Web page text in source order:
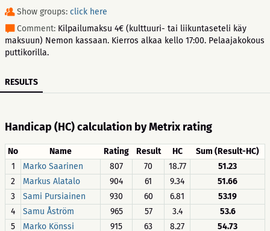
Show groups: click here
Comment: Kilpailumaksu 4€ (kulttuuri- tai liikuntaseteli käy
maksuun) Nemon kassaan. Kierros alkaa kello 17:00. Pelaajakokous
puttikorilla.
RESULTS
Handicap (HC) calculation by Metrix rating
No Name Rating Result HC
Sum (Result-HC)
1
Marko Saarinen 807 70 18.77
51.23
2
Markus Alatalo 904 61 9.34
51.66
3
Sami Pursiainen 930 60 6.81
53.19
4
Samu Åström 965 57 3.4
53.6
5
Marko Könssi 915 63 8.27
54.73